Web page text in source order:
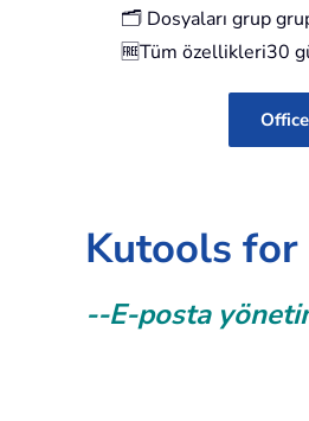
🗂️ Dosyaları grup
🆓Tüm özellikleri30
Kutools
--E-posta